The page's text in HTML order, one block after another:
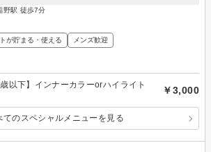
野駅 徒歩7分
が貯まる・使える メンズ歓迎
歳以下】インナーカラーorハイライト
￥3,000
てのスペシャルメニューを見る